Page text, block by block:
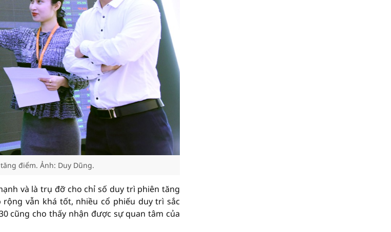
điểm. Ảnh: Duy Dũng.
và là trụ đỡ cho chỉ số duy trì phiên tăng
vẫn khá tốt, nhiều cổ phiếu duy trì sắc
cũng cho thấy nhận được sự quan tâm của